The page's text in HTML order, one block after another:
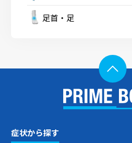
足首・足
症状から探す